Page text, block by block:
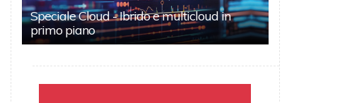
Speciale Cloud - Ibrido e multicloud in
primo piano